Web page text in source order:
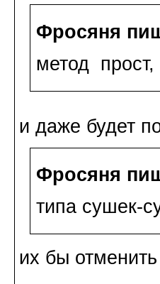
Фросяня
метод прост,
и даже будет
Фросяня
типа сушек-
их бы